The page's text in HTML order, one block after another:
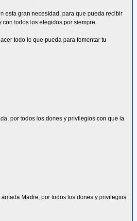
esta gran necesidad, para que pueda recibir
todos los elegidos por siempre.
todo lo que pueda para fomentar tu
por todos los dones y privilegios con que la
Madre, por todos los dones y privilegios